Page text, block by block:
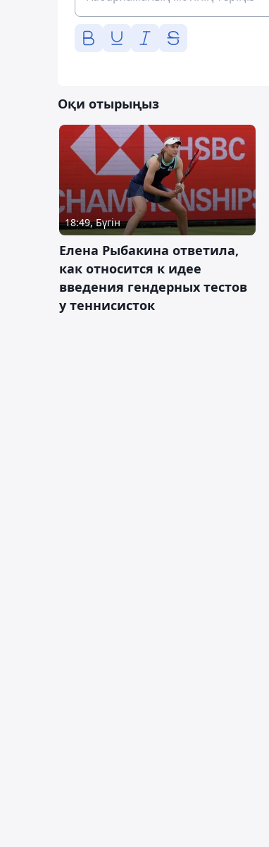
Оқи отырыңыз
18:49, Бүгін
Елена Рыбакина ответила,
как относится к идее
введения гендерных тестов
у теннисисток